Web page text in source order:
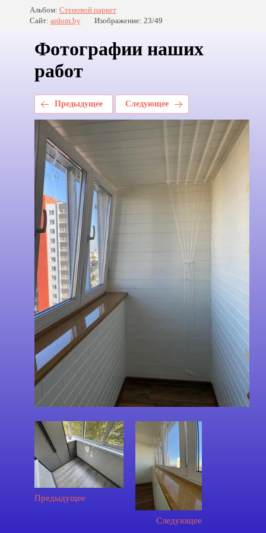
Альбом: Стеновой паркет
Сайт: ardom.by Изображение: 23/49
Фотографии наших
работ
Предыдущее Следующее
Предыдущее
Следующее